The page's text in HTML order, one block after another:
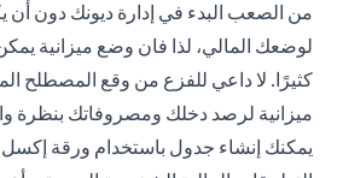
من الصعب البدء في إدارة ديونك دون
لوضعك المالي، لذا فان وضع ميزانية
كثيرًا. لا داعي للفزع من وقع المصطلح
ميزانية لرصد دخلك ومصروفاتك بنظرة
يمكنك إنشاء جدول باستخدام ورقة